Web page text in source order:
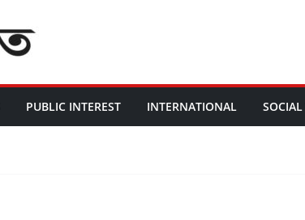
PUBLIC INTEREST INTERNATIONAL